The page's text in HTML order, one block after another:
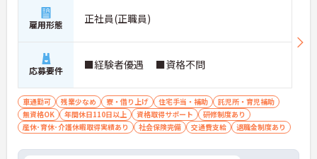
雇用形態 正社員(正職員)
応募要件 ■経験者優遇 ■資格不問
車通勤可 残業少なめ 寮・借り上げ 住宅手当・補助
託児所・育児補助
無資格OK
年間休日110日以上 資格取得サポート
研修制度あり
産休･育休･介護休暇取得実績あり
社会保険完備 交通費支給 退職金制度あり